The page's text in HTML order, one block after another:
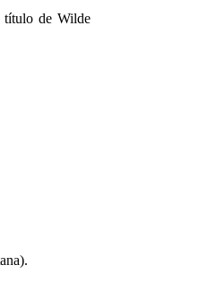
título de Wilde